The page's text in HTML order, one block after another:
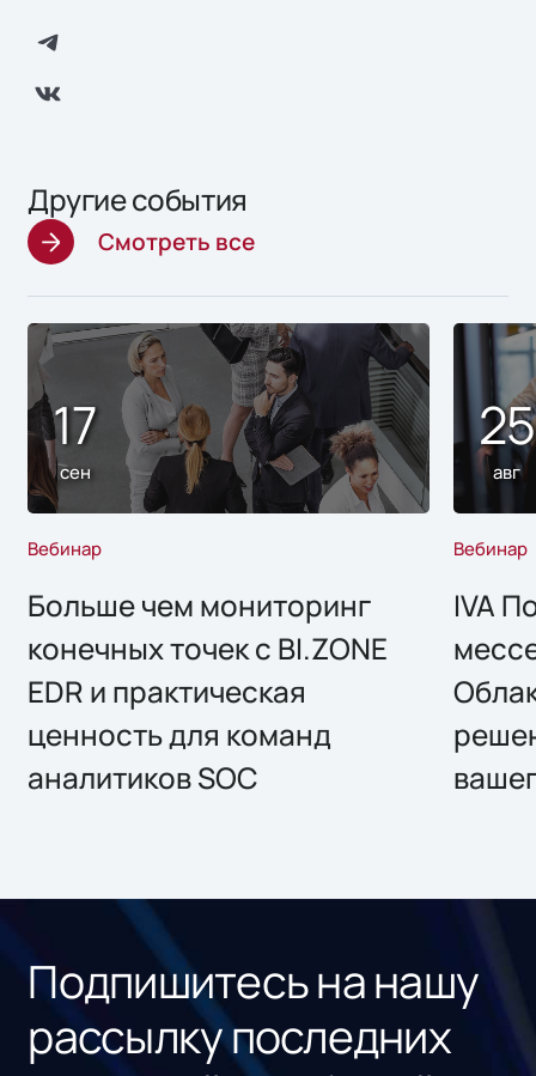
Другие события
Смотреть все
17
сен
Вебинар
Больше чем мониторинг
конечных точек с BI.ZONE
EDR и практическая
ценность для команд
аналитиков SOC
25
авг
Вебинар
IVA
Подпишитесь на нашу
рассылку последних